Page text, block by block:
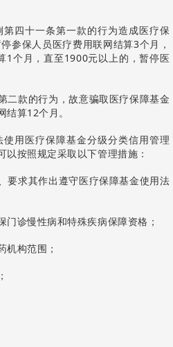
四十一条第一款的行为造成医疗保
参保人员医疗费用联网结算3个月，
1个月，直至1900元以上的，暂停医
二款的行为，故意骗取医疗保障基金
算12个月。
用医疗保障基金分级分类信用管理
按照规定采取以下管理措施：
要求其作出遵守医疗保障基金使用法
门诊慢性病和特殊疾病保障资格；
机构范围；